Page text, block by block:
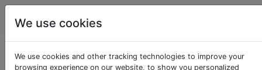
Fahrräder
Wie erreicht man den
We use cookies
We use cookies and other tracking technologies to improve your
browsing experience on our website, to show you personalized